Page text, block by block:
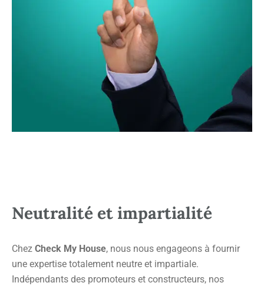
Neutralité et impartialité
Chez Check My House, nous nous engageons à fournir
une expertise totalement neutre et impartiale.
Indépendants des promoteurs et constructeurs, nos